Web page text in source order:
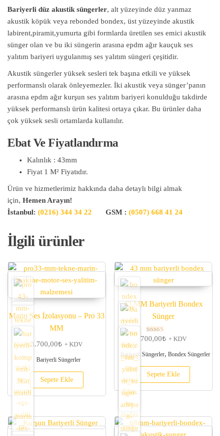
Bariyerli düz akustik süngerler, alt yüzeyinde düz yanmaz
akustik köpük veya rebonded bondex, üst yüzeyinde akustik
labirent,piramit,yumurta gibi formlarda üretilen ses emici akustik
sünger olan ve bu iki süngerin arasına epdm ağır kauçuk ses
yalıtım bariyeri uygulanmış ses yalıtım süngeri çeşitidir.
Akustik süngerler yüksek sesleri tek başına etkili ve yüksek
performanslı olarak önleyemezler. İki akustik veya sünger’panın
arasına epdm ağır kurşun ses yalıtım bariyeri konulduğu takdirde
yüksek performanslı ürün kalitesi ortaya çıkar. Bu ürünler daha
çok yüksek sesli ortamlarda kullanılır.
Ebat Ve Fiyatlandırma
Kalınlık : 43mm
Fiyat 1 M² Fiyatıdır.
Ürün ve hizmetlerimiz hakkında daha detaylı bilgi almak
için, Hemen Arayın!
İstanbul: (0216) 344 34 22 GSM : (0507) 668 41 24
İlgili ürünler
Marin Ses İzolasyonu – Pro 33
MM
3.700,00₺ + KDV
Bariyerli Süngerler
Sepete Ekle
43 MM Bariyerli Bondex
Sünger
5 üzerinden
oy aldı
700,00₺ + KDV
Bariyerli Süngerler, Bondex Süngerler
Sepete Ekle